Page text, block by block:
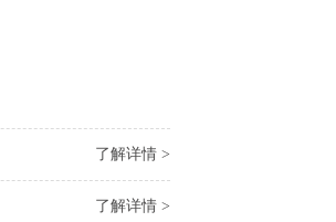
了解详情 >
了解详情 >